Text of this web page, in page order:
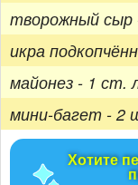
творожный сыр
икра
майонез - 1 ст.
мини-багет - 2
Хотите